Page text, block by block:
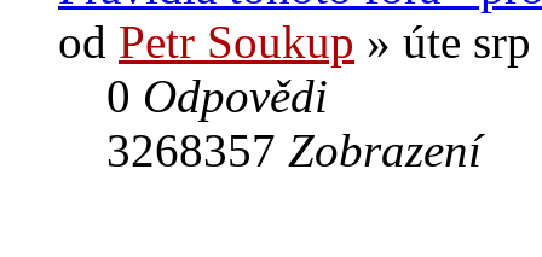
od Petr Soukup » úte
0 Odpovědi
3268357 Zobrazení